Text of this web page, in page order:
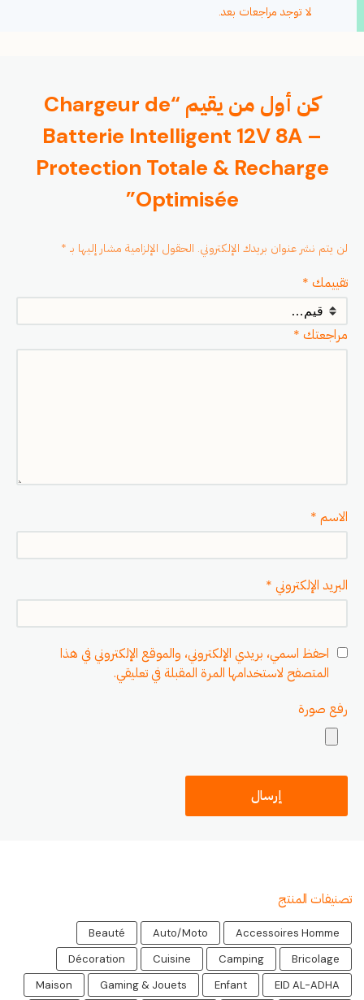
لا توجد مراجعات بعد.
كن أول من يقيم “Chargeur de
Batterie Intelligent 12V 8A –
Protection Totale & Recharge
Optimisée”
لن يتم نشر عنوان بريدك الإلكتروني. الحقول الإلزامية مشار إليها بـ *
تقييمك *
مراجعتك *
الاسم *
البريد الإلكتروني *
احفظ اسمي، بريدي الإلكتروني، والموقع الإلكتروني في هذا
المتصفح لاستخدامها المرة المقبلة في تعليقي.
رفع صورة
تصنيفات المنتج
Accessoires Homme
Auto/Moto
Beauté
Bricolage
Camping
Cuisine
Décoration
EID AL-ADHA
Enfant
Gaming & Jouets
Maison